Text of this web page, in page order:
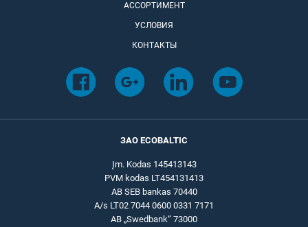
АССОРТИМЕНТ
УСЛОВИЯ
КОНТАКТЫ
ЗАО ECOBALTIC
Įm. Kodas 145413143
PVM kodas LT454131413
AB SEB bankas 70440
A/s LT02 7044 0600 0331 7171
AB „Swedbank“ 73000